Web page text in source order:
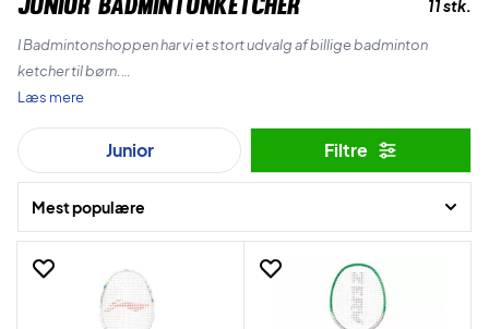
11 stk.
I Badmintonshoppen har vi et stort udvalg af billige badminton
ketcher til børn.
have en miniton børne ketcher eller hvis du ønsker en fuld graphite
junior ketcher, så har vi selvfølgelig også det.
Læs mere
Junior Filtre
Mest populære